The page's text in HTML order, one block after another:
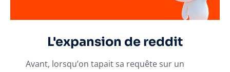
L'expansion de reddit
Avant, lorsqu’on tapait sa requête sur un